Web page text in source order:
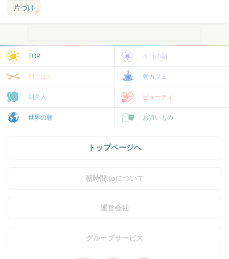
片づけ
TOP 今日の朝
朝ごはん 朝カフェ
朝美人 ビューティ
世界の朝 お買いもの
トップページへ
朝時間.jpについて
運営会社
グループサービス